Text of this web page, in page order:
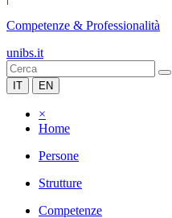
Competenze & Professionalità
unibs.it
IT EN
×
Home
Persone
Strutture
Competenze